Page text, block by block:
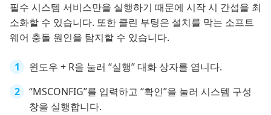
필수 시스템 서비스만을 실행하기 때문에 시작 시 간섭을 최
소화할 수 있습니다. 또한 클린 부팅은 설치를 막는 소프트
웨어 충돌 원인을 탐지할 수 있습니다.
윈도우 + R을 눌러 “실행” 대화 상자를 엽니다.
“MSCONFIG”를 입력하고 “확인”을 눌러 시스템 구성
창을 실행합니다.